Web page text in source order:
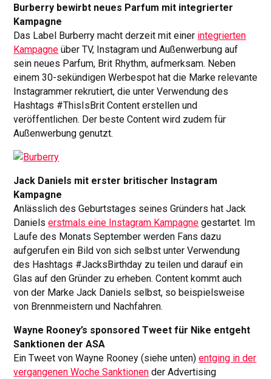
Burberry bewirbt neues Parfum mit integrierter
Kampagne
Das Label Burberry macht derzeit mit einer integrierten
Kampagne über TV, Instagram und Außenwerbung auf
sein neues Parfum, Brit Rhythm, aufmerksam. Neben
einem 30-sekündigen Werbespot hat die Marke relevante
Instagrammer rekrutiert, die unter Verwendung des
Hashtags #ThisIsBrit Content erstellen und
veröffentlichen. Der beste Content wird zudem für
Außenwerbung genutzt.
Jack Daniels mit erster britischer Instagram
Kampagne
Anlässlich des Geburtstages seines Gründers hat Jack
Danielserstmals eine Instagram Kampagne gestartet. Im
Laufe des Monats September werden Fans dazu
aufgerufen ein Bild von sich selbst unter Verwendung
des Hashtags #JacksBirthday zu teilen und darauf ein
Glas auf den Gründer zu erheben. Content kommt auch
von der Marke Jack Daniels selbst, so beispielsweise
von Brennmeistern und Nachfahren.
Wayne Rooney’s sponsored Tweet für Nike entgeht
Sanktionen der ASA
Ein Tweet von Wayne Rooney (siehe unten)entging in der
vergangenen Woche Sanktionen der Advertising